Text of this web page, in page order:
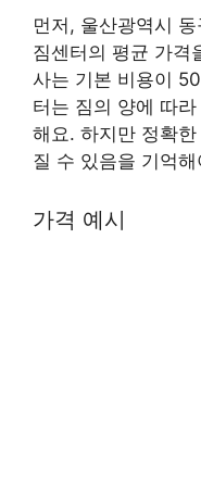
먼저, 울산광역시
짐센터의 평균 가격
사는 기본 비용이
터는 짐의 양에 따
해요. 하지만 정확
질 수 있음을 기억
가격 예시